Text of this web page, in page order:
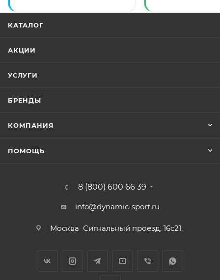
КАТАЛОГ
АКЦИИ
УСЛУГИ
БРЕНДЫ
КОМПАНИЯ
ПОМОЩЬ
8 (800) 600 66 39
info@dynamic-sport.ru
Москва Сигнальный проезд, 16с21,